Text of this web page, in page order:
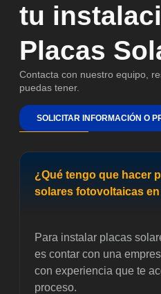
tu
Placas
Contacta con nuestro equipo,
puedas tener.
SOLICITAR INFORMACIÓN O
¿Qué tengo que hacer
solares fotovoltaicas
Para instalar placas
es contar con una
con experiencia que te
proceso.